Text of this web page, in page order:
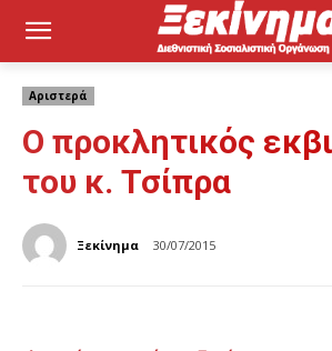
Αριστερά
Ο προκλητικός
του κ. Τσίπρα
Ξεκίνημα 30/07/2015